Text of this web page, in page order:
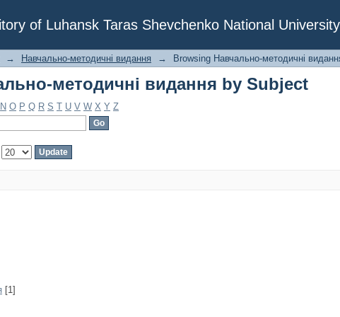
of Luhansk Taras Shevchenko National University
методичні видання by Subject
→ Навчально-методичні видання → Browsing Навчально-методичні
методичні видання by Subject
N O P Q R S T U V W X Y Z
[1]